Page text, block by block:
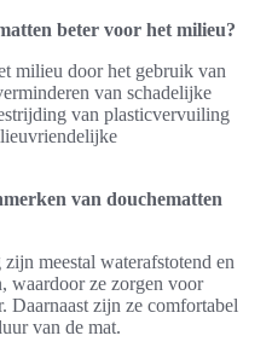
beter voor het milieu?
milieu door het gebruik van
van schadelijke
van plasticvervuiling
van douchematten
meestal waterafstotend en
waardoor ze zorgen voor
Daarnaast zijn ze comfortabel
van de mat.